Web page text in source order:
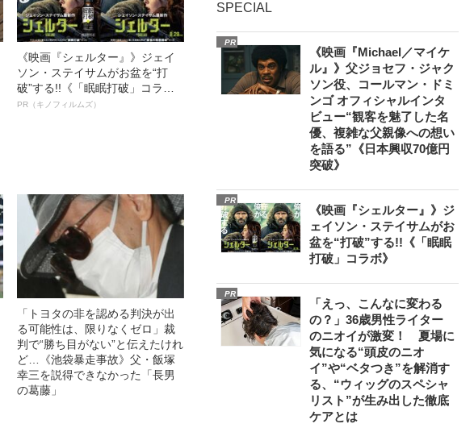
《映画『シェルター』》ジェイ
ソン・ステイサムがお盆を“打
破”する!!《「眠眠打破」コラ
ボ》
PR（キノフィルムズ）
「トヨタの非を認める判決が出
る可能性は、限りなくゼロ」裁
判で“勝ち目がない”と伝えたけれ
ど…《池袋暴走事故》父・飯塚
幸三を説得できなかった「長男
の葛藤」
SPECIAL
PR
《映画『Michael／マイケ
ル』》父ジョセフ・ジャク
ソン役、コールマン・ドミ
ンゴ オフィシャルインタ
ビュー“観客を魅了した名
優、複雑な父親像への想い
を語る”《日本興収70億円
突破》
PR
《映画『シェルター』》ジ
ェイソン・ステイサムがお
盆を“打破”する!!《「眠眠
打破」コラボ》
PR
「えっ、こんなに変わる
の？」36歳男性ライター
のニオイが激変！ 夏場に
気になる“頭皮のニオ
イ”や“ベタつき”を解消す
る、“ウィッグのスペシャ
リスト”が生み出した徹底
ケアとは